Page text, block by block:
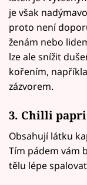
je však
proto není
ženám nebo
lze ale snížit
kořením,
zázvorem.
3. Chilli
Obsahují látku
Tím pádem vám
tělu lépe